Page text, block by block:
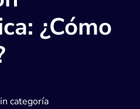
¿Cómo
categoría